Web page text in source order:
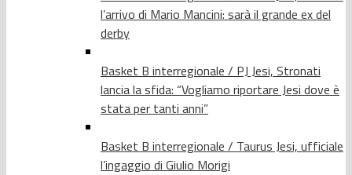
l’arrivo di Mario Mancini: sarà il grande ex del
derby
Basket B interregionale / PJ Jesi, Stronati
lancia la sfida: “Vogliamo riportare Jesi dove è
stata per tanti anni”
Basket B interregionale / Taurus Jesi, ufficiale
l’ingaggio di Giulio Morigi